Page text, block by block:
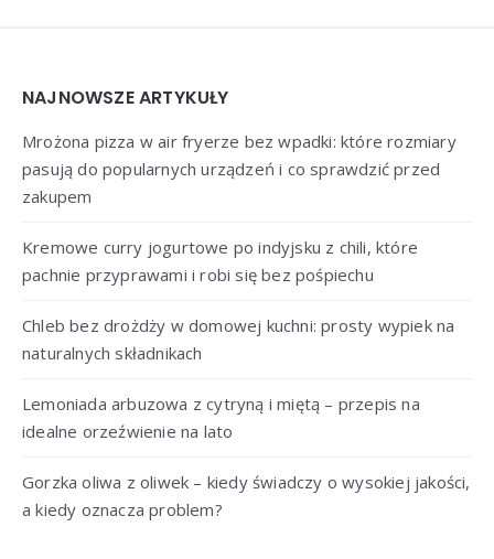
Widgets
NAJNOWSZE ARTYKUŁY
Mrożona pizza w air fryerze bez wpadki: które rozmiary
pasują do popularnych urządzeń i co sprawdzić przed
zakupem
Kremowe curry jogurtowe po indyjsku z chili, które
pachnie przyprawami i robi się bez pośpiechu
Chleb bez drożdży w domowej kuchni: prosty wypiek na
naturalnych składnikach
Lemoniada arbuzowa z cytryną i miętą – przepis na
idealne orzeźwienie na lato
Gorzka oliwa z oliwek – kiedy świadczy o wysokiej jakości,
a kiedy oznacza problem?